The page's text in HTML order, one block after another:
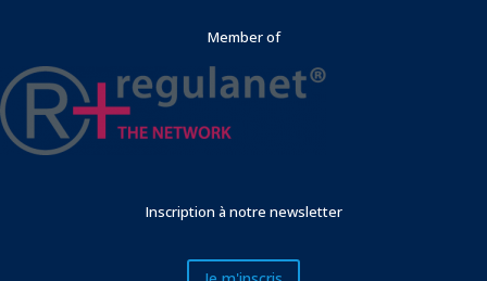
Member of
Inscription à notre newsletter